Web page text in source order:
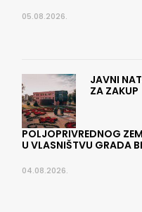
05.08.2026.
JAVNI
ZA ZAKUP
POLJOPRIVREDNOG
U VLASNIŠTVU GRADA
04.08.2026.